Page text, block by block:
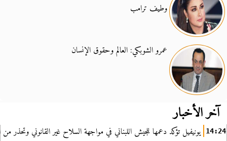
وطيف ترامب
عمرو الشوبكي: العالم وحقوق الإنسان
آخر الأخبار
14:24 يونيفيل تؤكد دعمها للجيش اللبناني في مواجهة السلاح غير القانوني وتحذر من